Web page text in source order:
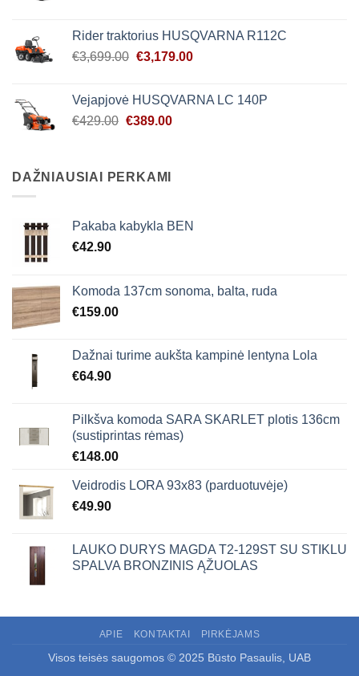
€3,599.00.€3,249.00.
Rider traktorius HUSQVARNA R112C
€3,699.00 Original
€3,699.00.
€3,179.00Current
€3,179.00.
Vejapjovė HUSQVARNA LC 140P
€429.00 Original
€429.00.
€389.00Current
DAŽNIAUSIAI PERKAMI
Pakaba kabykla BEN
€42.90
Komoda 137cm sonoma, balta, ruda
€159.00
Dažnai turime aukšta kampinė lentyna Lola
€64.90
Pilkšva komoda SARA SKARLET plotis 136cm
(sustiprintas rėmas)
€148.00
Veidrodis LORA 93x83 (parduotuvėje)
€49.90
LAUKO DURYS MAGDA T2-129ST SU STIKLU
SPALVA BRONZINIS ĄŽUOLAS
APIE KONTAKTAI PIRKĖJAMS
Visos teisės saugomos © 2025 Būsto Pasaulis, UAB